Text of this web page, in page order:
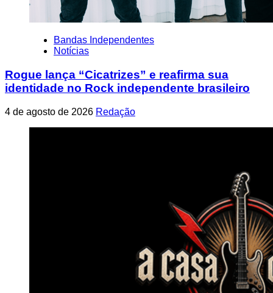
Bandas Independentes
Notícias
Rogue lança “Cicatrizes” e reafirma sua
identidade no Rock independente brasileiro
4 de agosto de 2026 Redação